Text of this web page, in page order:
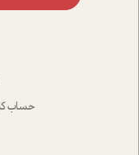
حساب